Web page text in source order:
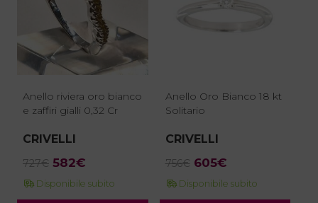
Anello riviera oro bianco
e zaffiri gialli 0,32 Cr
CRIVELLI
727€ Il
prezzo
582€
prezzo
Disponibile subito
Anello Oro Bianco 18 kt
Solitario
CRIVELLI
756€ Il
prezzo
605€Il
prezzo
Disponibile subito